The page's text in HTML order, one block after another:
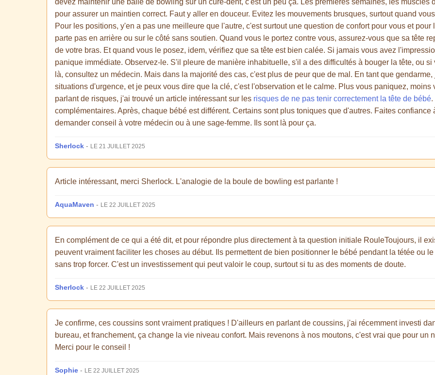
devez maintenir une balle de bowling sur un cure-dent, c'est un peu ça. Les premières semaines, les muscles
pour assurer un maintien correct. Faut y aller en douceur. Evitez les mouvements brusques, surtout quand
Pour les positions, y'en a pas une meilleure que l'autre, c'est surtout une question de confort pour vous et pour
parte pas en arrière ou sur le côté sans soutien. Quand vous le portez contre vous, assurez-vous que sa tête
de votre bras. Et quand vous le posez, idem, vérifiez que sa tête est bien calée. Si jamais vous avez
panique immédiate. Observez-le. S'il pleure de manière inhabituelle, s'il a des difficultés à bouger la tête, ou
là, consultez un médecin. Mais dans la majorité des cas, c'est plus de peur que de mal. En tant que
situations d'urgence, et je peux vous dire que la clé, c'est l'observation et le calme. Plus vous paniquez, moins
parlant de risques, j'ai trouvé un article intéressant sur les risques de ne pas tenir correctement la tête de bébé.
complémentaires. Après, chaque bébé est différent. Certains sont plus toniques que d'autres. Faites confiance
demander conseil à votre médecin ou à une sage-femme. Ils sont là pour ça.
Sherlock - LE 21 JUILLET 2025
Article intéressant, merci Sherlock. L'analogie de la boule de bowling est parlante !
AquaMaven - LE 22 JUILLET 2025
En complément de ce qui a été dit, et pour répondre plus directement à ta question initiale RouleToujours, il
peuvent vraiment faciliter les choses au début. Ils permettent de bien positionner le bébé pendant la tétée ou
sans trop forcer. C'est un investissement qui peut valoir le coup, surtout si tu as des moments de doute.
Sherlock - LE 22 JUILLET 2025
Je confirme, ces coussins sont vraiment pratiques ! D'ailleurs en parlant de coussins, j'ai récemment investi
bureau, et franchement, ça change la vie niveau confort. Mais revenons à nos moutons, c'est vrai que pour un
Merci pour le conseil !
Sophie - LE 22 JUILLET 2025